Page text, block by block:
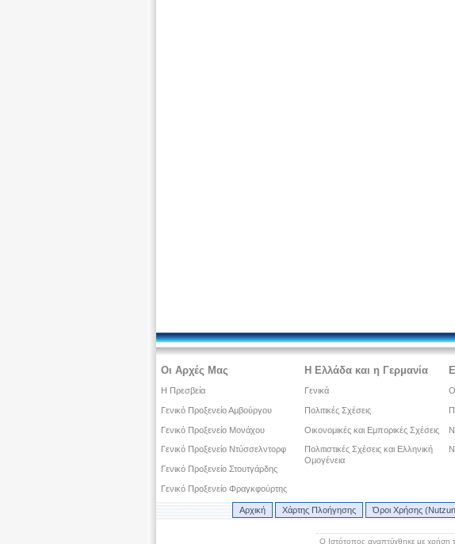
Οι Αρχές Μας
Η Πρεσβεία
Γενικό Προξενείο Αμβούργου
Γενικό Προξενείο Μονάχου
Γενικό Προξενείο Ντύσσελντορφ
Γενικό Προξενείο Στουτγάρδης
Γενικό Προξενείο Φραγκφούρτης
Η Ελλάδα και η Γερμανία
Γενικά
Πολιτικές Σχέσεις
Οικονομικές και Εμπορικές Σχέσεις
Πολιτιστικές Σχέσεις και Ελληνική
Ομογένεια
Αρχική Χάρτης Πλοήγησης Όροι Χρήσης
Ο Ιστότοπος αναπτύχθηκε με χρήση